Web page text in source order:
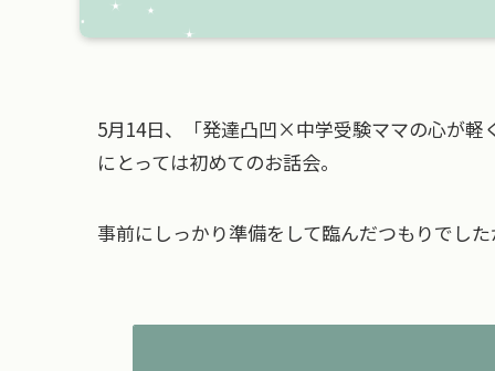
5月14日、「発達凸凹×中学受験ママの心が
にとっては初めてのお話会。
事前にしっかり準備をして臨んだつもりでし